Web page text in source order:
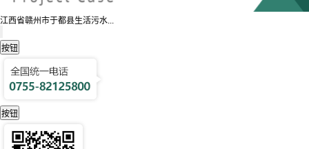
江西省赣州市于都县生活污水...